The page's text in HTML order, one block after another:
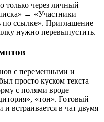
только через личный
→ «Участники
ссылке». Приглашение
нужно перевыпустить.
с переменными и
просто куском текста —
с полями вроде
«тон». Готовый
встраивается в чат двумя